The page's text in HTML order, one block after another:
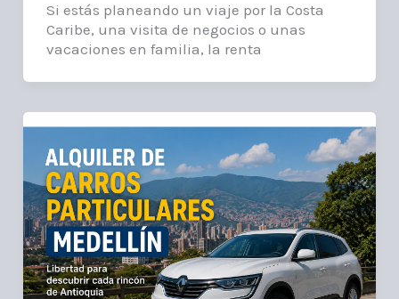
Si estás planeando un viaje por la Costa
Caribe, una visita de negocios o unas
vacaciones en familia, la renta